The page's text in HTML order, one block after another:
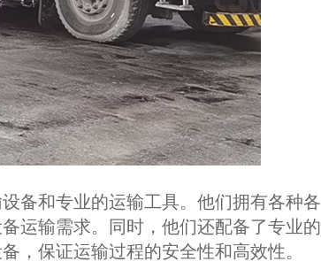
备和专业的运输工具。他们拥有各种各
运输需求。同时，他们还配备了专业的
，保证运输过程的安全性和高效性。